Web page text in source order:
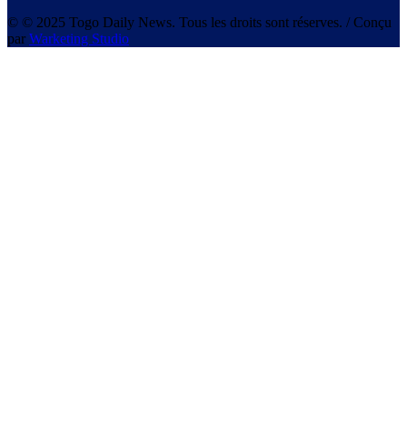
© © 2025 Togo Daily News. Tous les droits sont réserves. / Conçu
par Warketing Studio